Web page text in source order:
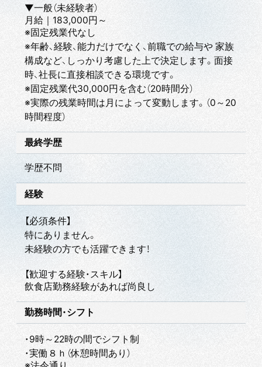
▼一般（未経験者）
月給｜183,000円～
※固定残業代なし
※年齢、経験、能力だけでなく、前職での給与や 家族
構成など、しっかり考慮した上で決定します。面接
時、社長に直接相談できる環境です。
※固定残業代30,000円を含む（20時間分）
※実際の残業時間は月によって変動します。（0～20
時間程度）
最終学歴
学歴不問
経験
【必須条件】
特にありません。
未経験の方でも活躍できます！
【歓迎する経験・スキル】
飲食店勤務経験があれば尚良し
勤務時間・シフト
・9時～22時の間でシフト制
・実働８ｈ（休憩時間あり）